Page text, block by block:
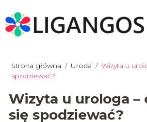
Strona główna / Uroda / Wizyta u
spodziewać?
Wizyta u urologa –
się spodziewać?